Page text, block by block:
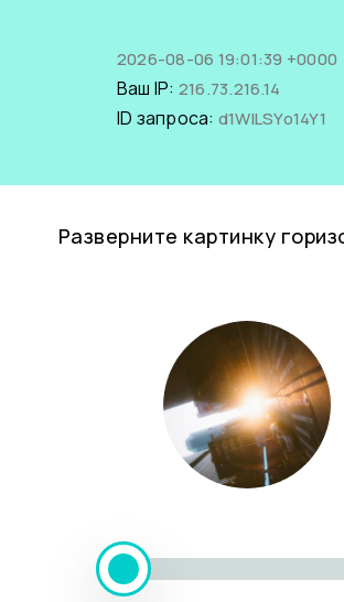
2026-08-06 19:01:39 +0000
Ваш IP: 216.73.216.14
ID запроса: d1WlLSYo14Y1
Разверните картинку